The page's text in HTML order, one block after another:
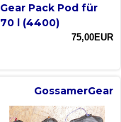
Gear Pack Pod für
70 l (4400)
75,00EUR
GossamerGear